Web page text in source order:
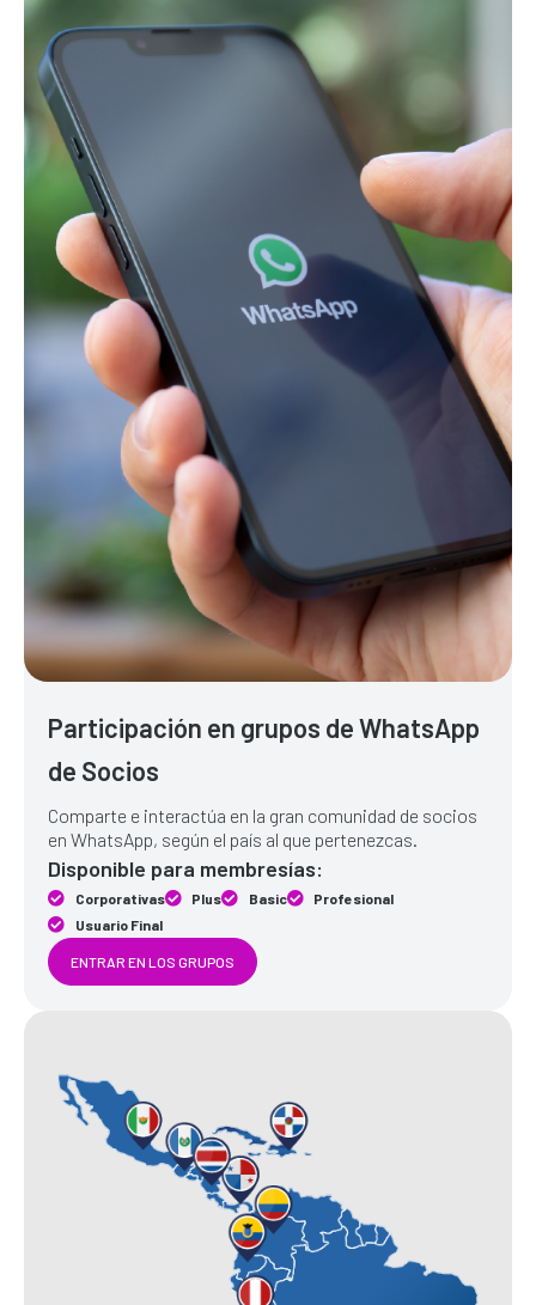
Participación en grupos de WhatsApp
de Socios
Comparte e interactúa en la gran comunidad de socios
en WhatsApp, según el país al que pertenezcas.
Disponible para membresías:
Corporativas Plus Basic
Profesional
Usuario Final
ENTRAR EN LOS GRUPOS